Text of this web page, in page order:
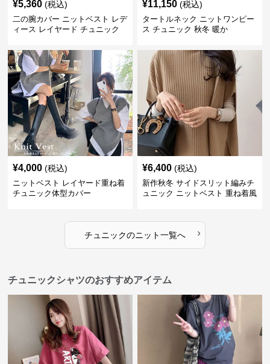
¥5,360 (税込)
二の腕カバー ニットベスト レデ
ィース レイヤード チュニック
¥11,150 (税込)
タートルネック ニットワンピー
ス チュニック 秋冬 暖か
¥4,000 (税込)
ニットベスト レイヤード重ね着
チュニック体型カバー
¥6,400 (税込)
新作秋冬 サイドスリット編みチ
ュニック ニットベスト 重ね着風
チュニックのニット一覧へ ›
チュニックシャツのおすすめアイテム